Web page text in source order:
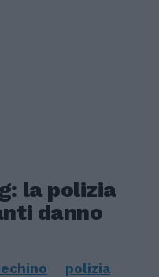
la polizia
danno
polizia